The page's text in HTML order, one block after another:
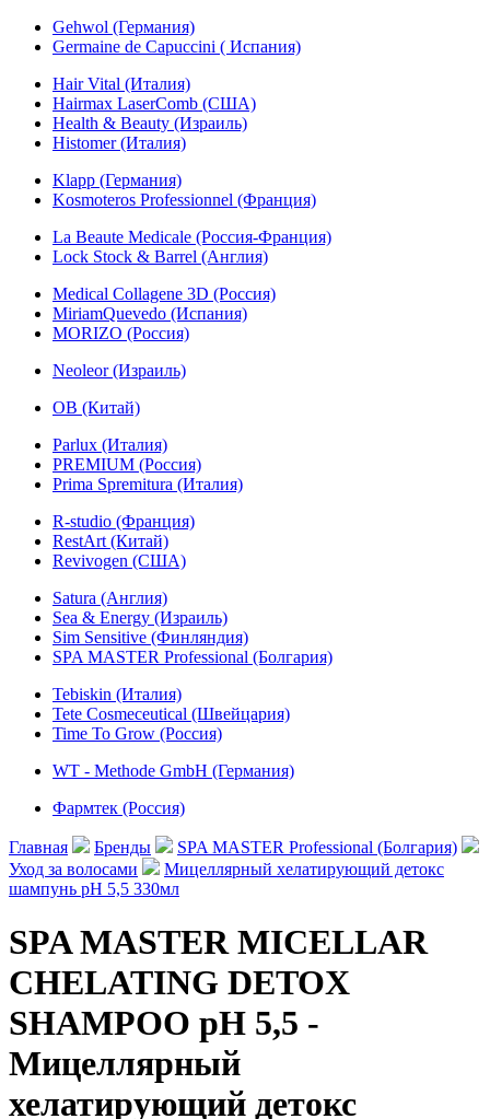
Gehwol (Германия)
Germaine de Capuccini ( Испания)
Hair Vital (Италия)
Hairmax LaserComb (США)
Health & Beauty (Израиль)
Histomer (Италия)
Klapp (Германия)
Kosmoteros Professionnel (Франция)
La Beaute Medicale (Россия-Франция)
Lock Stock & Barrel (Англия)
Medical Collagene 3D (Россия)
MiriamQuevedo (Испания)
MORIZO (Россия)
Neoleor (Израиль)
OB (Китай)
Parlux (Италия)
PREMIUM (Россия)
Prima Spremitura (Италия)
R-studio (Франция)
RestArt (Китай)
Revivogen (США)
Satura (Англия)
Sea & Energy (Израиль)
Sim Sensitive (Финляндия)
SPA MASTER Professional (Болгария)
Tebiskin (Италия)
Tete Cosmeceutical (Швейцария)
Time To Grow (Россия)
WT - Methode GmbH (Германия)
Фармтек (Россия)
Главная Бренды
SPA MASTER Professional (Болгария)
Уход за волосами
Мицеллярный хелатирующий детокс
шампунь pH 5,5 330мл
SPA MASTER MICELLAR
CHELATING DETOX
SHAMPOO pH 5,5 -
Мицеллярный
хелатирующий детокс